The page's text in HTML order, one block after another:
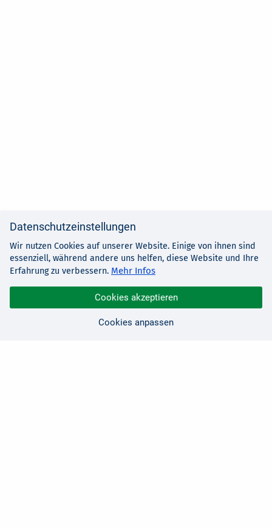
Datenschutzeinstellungen
Wir nutzen Cookies auf unserer Website. Einige von ihnen sind
essenziell, während andere uns helfen, diese Website und Ihre
Erfahrung zu verbessern. Mehr Infos
Cookies akzeptieren
Cookies anpassen